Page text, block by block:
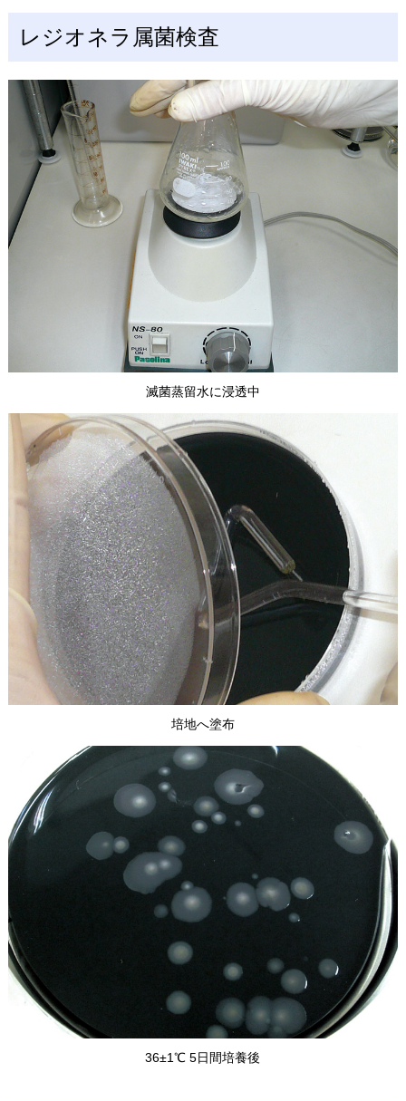
レジオネラ属菌検査
滅菌蒸留水に浸透中
培地へ塗布
36±1℃ 5日間培養後